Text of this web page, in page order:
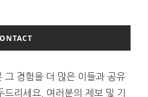
그 경험을 더 많은 이들과 공유
리세요. 여러분의 제보 및 기